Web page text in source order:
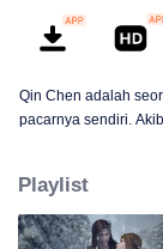
Qin Chen adalah
pacarnya sendiri.
kehidupan barunya
berlatih seni bela diri
Playlist